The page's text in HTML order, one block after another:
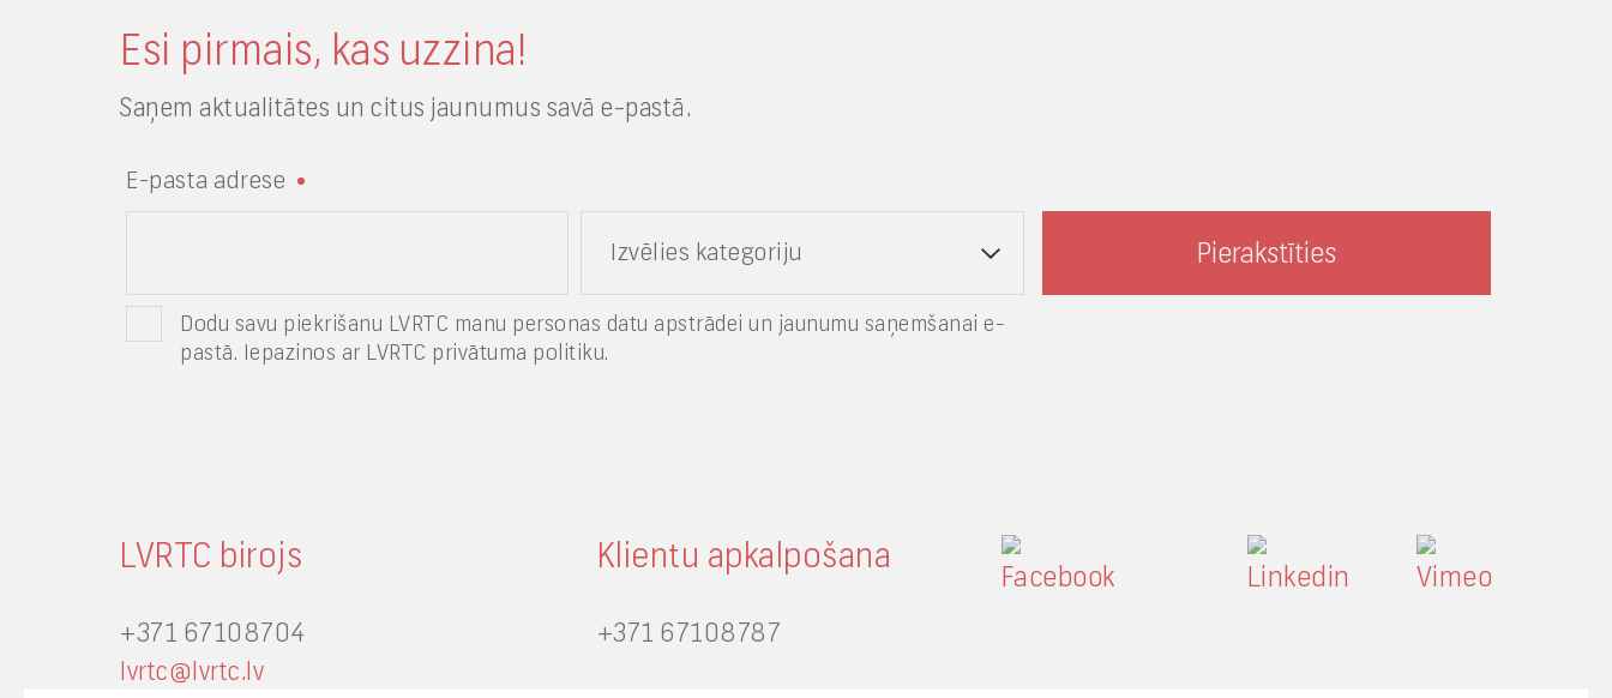
Esi pirmais, kas uzzina!
Saņem aktualitātes un citus jaunumus savā e-pastā.
E-pasta adrese
Izvēlies kategoriju
Dodu savu piekrišanu LVRTC manu personas datu apstrādei un jaunumu saņemšanai e-
pastā. Iepazinos ar LVRTC privātuma politiku.
LVRTC birojs
+371 67108704
lvrtc@lvrtc.lv
Klientu apkalpošana
+371 67108787